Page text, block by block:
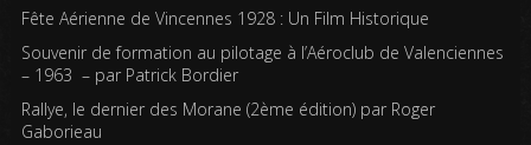
Fête Aérienne de Vincennes 1928 : Un Film Historique
Souvenir de formation au pilotage à l’Aéroclub de Valenciennes
– 1963 – par Patrick Bordier
Rallye, le dernier des Morane (2ème édition) par Roger
Gaborieau